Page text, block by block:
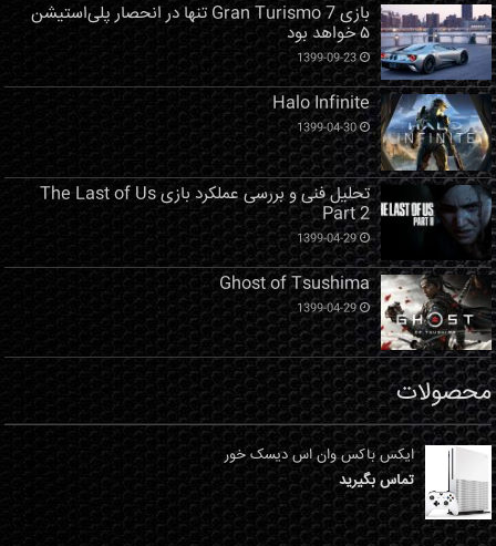
بازی Gran Turismo 7 تنها در انحصار پلی‌استیشن
۵ خواهد بود
1399-09-23
Halo Infinite
1399-04-30
تحلیل فنی و بررسی عملکرد بازی The Last of Us
Part 2
1399-04-29
Ghost of Tsushima
1399-04-29
محصولات
ایکس باکس وان اس دیسک خور
تماس بگیرید